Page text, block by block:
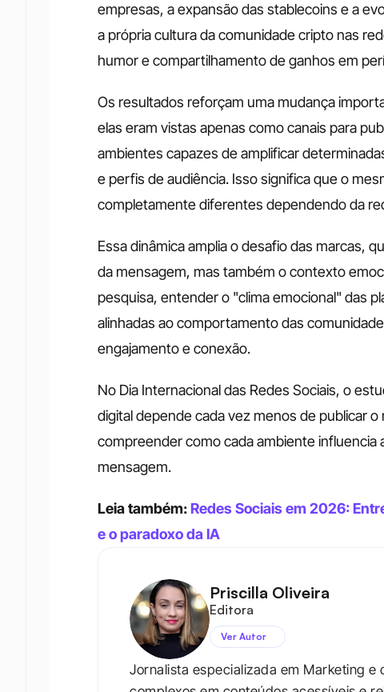
empresas, a expansão das stablecoins e a
a própria cultura da comunidade cripto nas
humor e compartilhamento de ganhos em
Os resultados reforçam uma mudança
elas eram vistas apenas como canais para
ambientes capazes de amplificar
e perfis de audiência. Isso significa que o
completamente diferentes dependendo da
Essa dinâmica amplia o desafio das marcas,
da mensagem, mas também o contexto
pesquisa, entender o "clima emocional" das
alinhadas ao comportamento das
engajamento e conexão.
No Dia Internacional das Redes Sociais, o
digital depende cada vez menos de publicar
compreender como cada ambiente
mensagem.
Leia também: Redes Sociais em 2026:
e o paradoxo da IA
Priscilla Oliveira
Editora
Ver Autor
Jornalista especializada em Marketing